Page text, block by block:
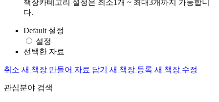
책장카테고리 설정은 최소1개 ~ 최대3개까지 가능합니
다.
Default 설정
설정
선택한 자료
취소 새 책장 만들어 자료 담기 새 책장 등록 새 책장 수정
관심분야 검색